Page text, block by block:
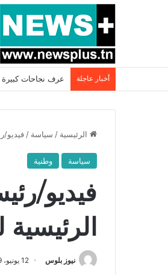
أخبار عاجلة بسبب المرزوقي
الرئيسية / سياسة / فيديو/
سياسة وطنية
فيديو/
الرئيسية
نيوز بلوس 12 يونيو، 2019